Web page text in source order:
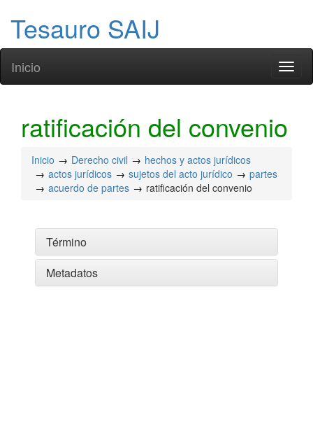
Tesauro SAIJ
Inicio
ratificación del convenio
Inicio Derecho civil
hechos y actos jurídicos
actos jurídicos
sujetos del acto jurídico
partes
acuerdo de partes
ratificación del convenio
Término
Metadatos